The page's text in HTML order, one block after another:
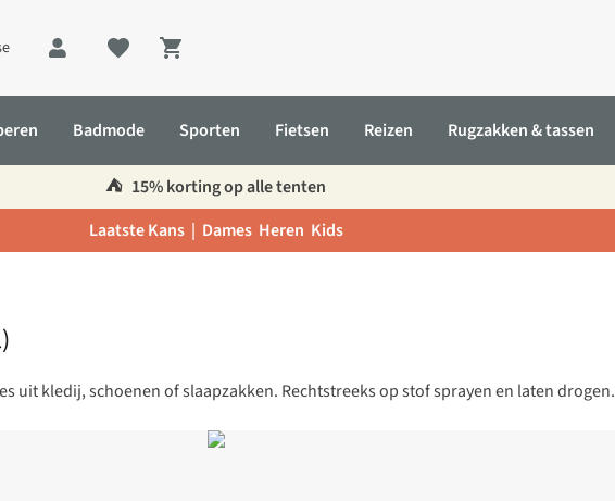
Shopping cart
Badmode Sporten Fietsen Reizen Rugzakken & tassen
⛺️ 15% korting op alle tenten
Laatste Kans | Dames Heren Kids
kledij, schoenen of slaapzakken. Rechtstreeks op stof sprayen en laten drogen.